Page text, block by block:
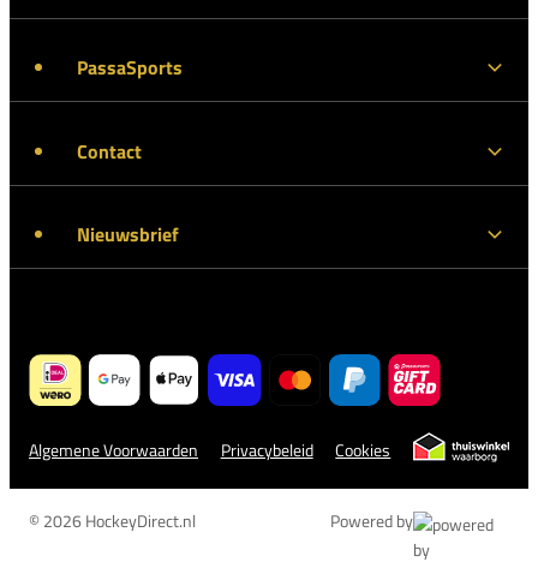
PassaSports
Contact
Nieuwsbrief
Algemene Voorwaarden Privacybeleid Cookies
© 2026 HockeyDirect.nl Powered by